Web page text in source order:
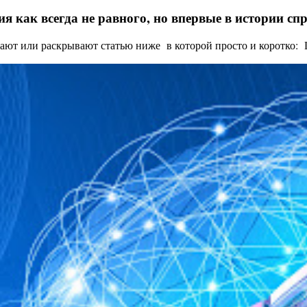
как всегда не равного, но впервые в истории
или раскрывают статью ниже в которой просто и